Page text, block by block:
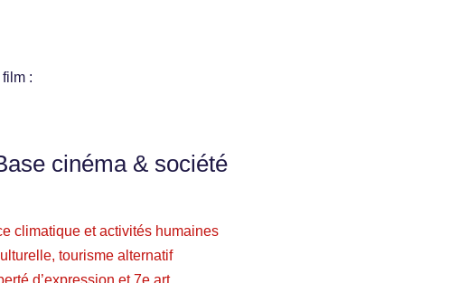
:
cinéma & société
climatique et activités humaines
tourisme alternatif